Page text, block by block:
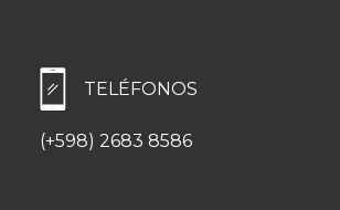
TELÉFONOS
(+598) 2683 8586